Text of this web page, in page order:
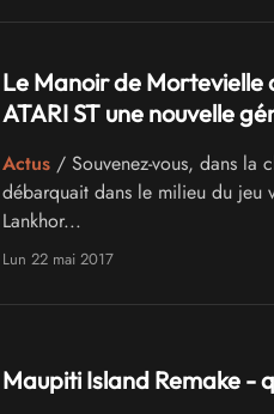
Le Manoir de Mortevielle
ATARI ST une nouvelle
Actus/ Souvenez-vous, dans la
débarquait dans le milieu du jeu
Lankhor...
Lun 22 mai 2017
Maupiti Island Remake -